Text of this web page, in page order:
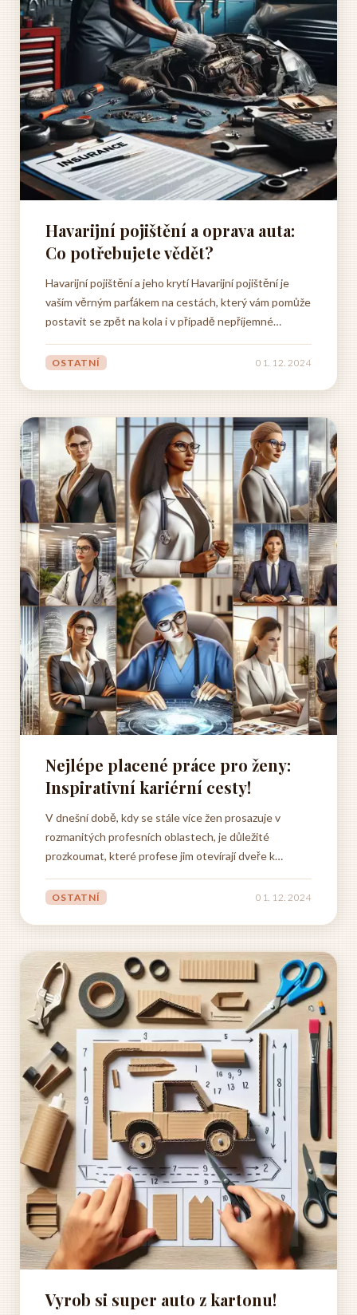
Havarijní pojištění a oprava auta:
Co potřebujete vědět?
Havarijní pojištění a jeho krytí Havarijní pojištění je
vaším věrným parťákem na cestách, který vám pomůže
postavit se zpět na kola i v případě nepříjemné
potřebuje opravu. Díky havarijnímu pojištění se
OSTATNÍ 01. 12. 2024
Nejlépe placené práce pro ženy:
Inspirativní kariérní cesty!
V dnešní době, kdy se stále více žen prosazuje v
rozmanitých profesních oblastech, je důležité
prozkoumat, které profese jim otevírají dveře k
nejlépe placených prací pro ženy rezonuje společností
OSTATNÍ 01. 12. 2024
Vyrob si super auto z kartonu!